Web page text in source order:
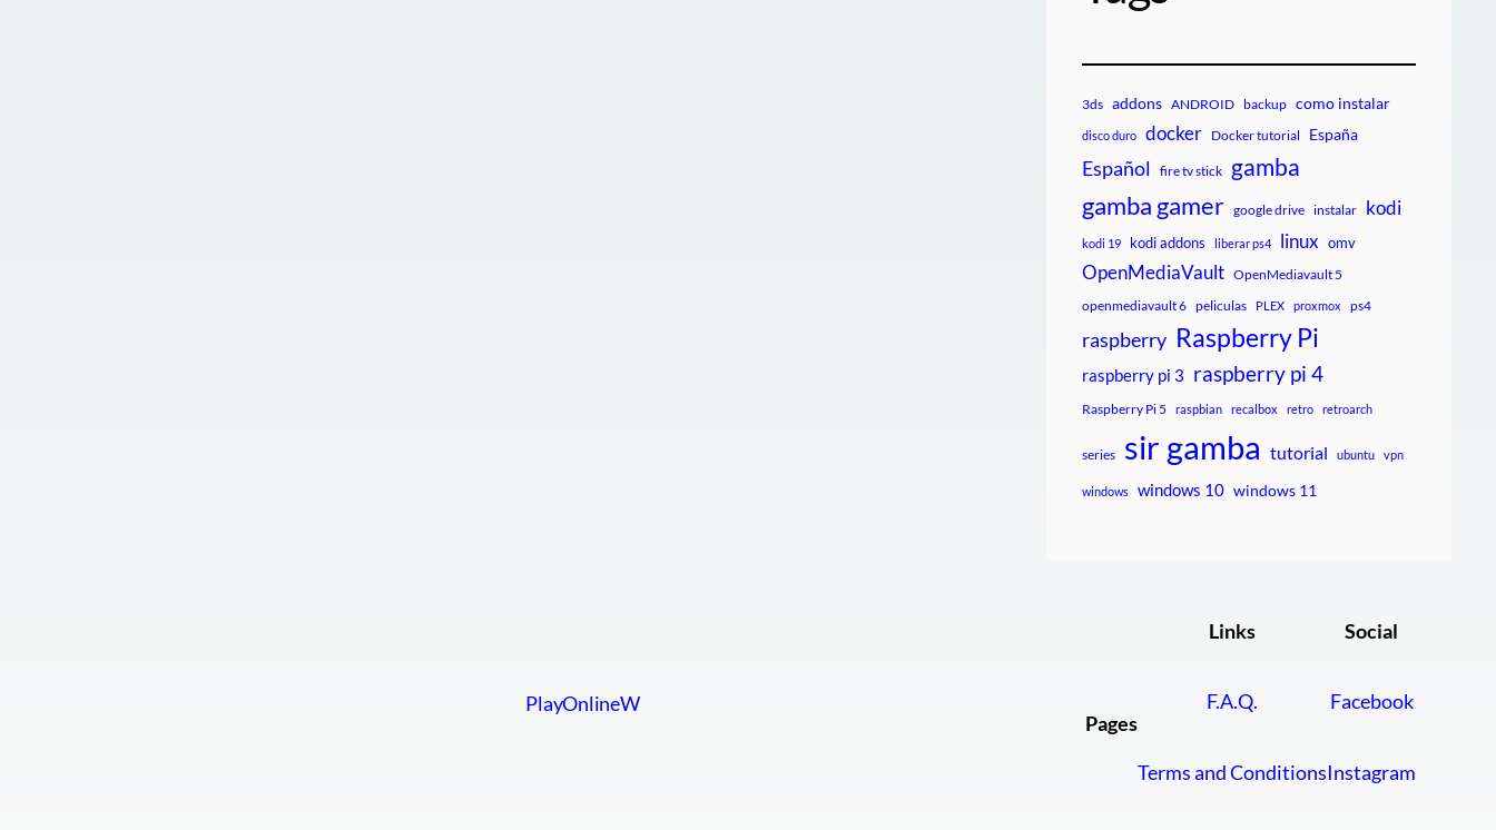
3ds addons ANDROID backup como instalar
disco duro docker Docker tutorial España
Español fire tv stick gamba
gamba gamer google drive instalar kodi
kodi 19 kodi addons liberar ps4 linux omv
OpenMediaVault OpenMediavault 5
openmediavault 6 peliculas PLEX proxmox ps4
raspberry Raspberry Pi
raspberry pi 3 raspberry pi 4
Raspberry Pi 5 raspbian recalbox retro retroarch
series sir gamba tutorial ubuntu vpn
windows windows 10 windows 11
PlayOnlineW
Pages
Links
F.A.Q.
Terms and Conditions
Social
Facebook
Instagram